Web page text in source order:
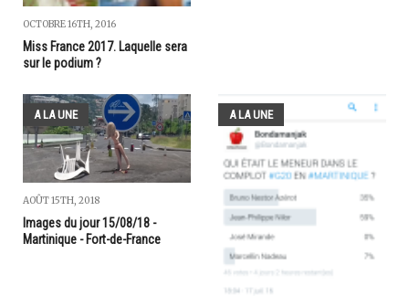
OCTOBRE 16TH, 2016
Miss France 2017. Laquelle sera
sur le podium ?
A LA UNE
AOÛT 15TH, 2018
Images du jour 15/08/18 -
Martinique - Fort-de-France
A LA UNE